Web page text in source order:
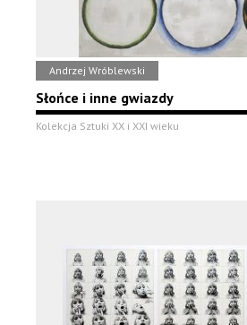
Andrzej Wróblewski
Słońce i inne gwiazdy
Kolekcja Sztuki XX i XXI wieku